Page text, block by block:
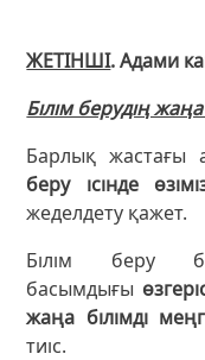
ЖЕТІНШІ. Адами
Білім берудің
Барлық жастағы
беру ісінде
жеделдету қажет.
Білім беру
басымдығы
жаңа білімді
тиіс.